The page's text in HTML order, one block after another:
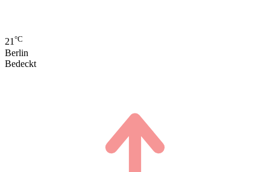
21°C
Berlin
Bedeckt